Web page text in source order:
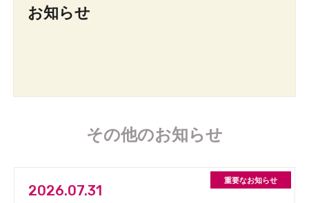
お知らせ
その他のお知らせ
2026.07.31